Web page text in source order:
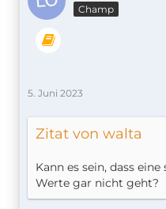
Champ
5. Juni 2023
Zitat von walta
Kann es sein, dass
Werte gar nicht geht?